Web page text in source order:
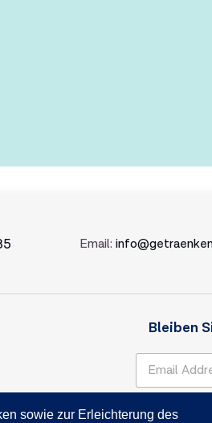
Email:
Bleiben
E
a
sowie zur Erleichterung des